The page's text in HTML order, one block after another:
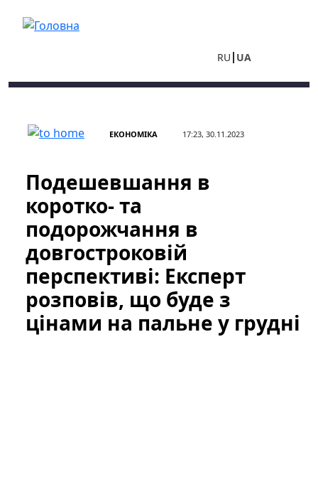
RU UA
ЕКОНОМІКА 17:23, 30.11.2023
Подешевшання в
коротко- та
подорожчання в
довгостроковій
перспективі: Експерт
розповів, що буде з
цінами на пальне у грудні